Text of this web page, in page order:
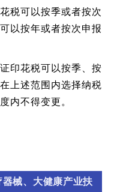
税可以按季或者按次
以按年或者按次申报
印花税可以按季、按
上述范围内选择纳税
内不得变更。
械、大健康产业扶